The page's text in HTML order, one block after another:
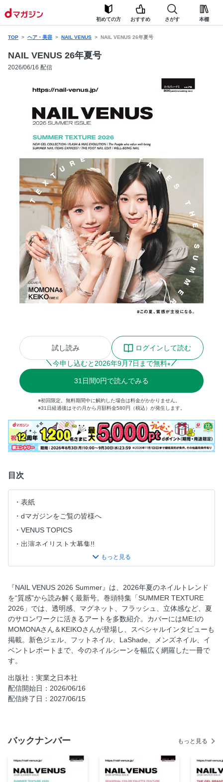
初めての方 おすすめ さがす 本棚
TOP ヘア・美容 NAIL VENUS NAIL VENUS 26年夏号
NAIL VENUS 26年夏号
2026/06/16 配信
試し読み
ログインして読む
今申し込むと 2026年9月7日まで無料※
31 日間0円で読んでみる
※初回限定。無料期間中に解約した場合は料金がかかりません。
※31日経過後はその月から月額料金580円（税込）が発生します。
目次
表紙
dマガジンをご覧の皆様へ
VENUS TOPICS
出演ネイリスト大募集!!
Cover Interview MOMONA & KEIKO（ME:I）
透ける、きらめく、うねる。もっと熱をまとうアートを探し
て。SUMMER TEXTURE 2026
Interview with azu 偶然を、運命に変えて。
Interview with RONOHI（ROROnail）手元を守ることは、ネ
イルを楽しむ準備になる。
人気ブランド発!! 本気の新色、総チェック。NEW GEL
COLLECTION
NAIL EVENT REPORT beautyworld JAPAN TOKYO
い暮らし
EXPRESS 7
新世代ウェルネスネイル「LaShade」“アセトンフリー”とい
『NAIL VENUS 2026 Summer』は、2026年夏のネイルトレンド
を“質感”から読み解く最新号。巻頭特集「SUMMER TEXTURE
2026」では、透明感、マグネット、フラッシュ、立体感など、夏
のサロンワークに活きるアートを多数紹介。カバーにはME:Iの
MOMONAさん＆KEIKOさんが登場し、スペシャルインタビューも
掲載。新色ジェル、フットネイル、LaShade、メンズネイル、イ
ベントレポートまで、今のネイルシーンを幅広く網羅した一冊で
す。
出版社：実業之日本社
配信開始日：2026/06/16
配信終了日：2027/06/15
バックナンバー もっと見る